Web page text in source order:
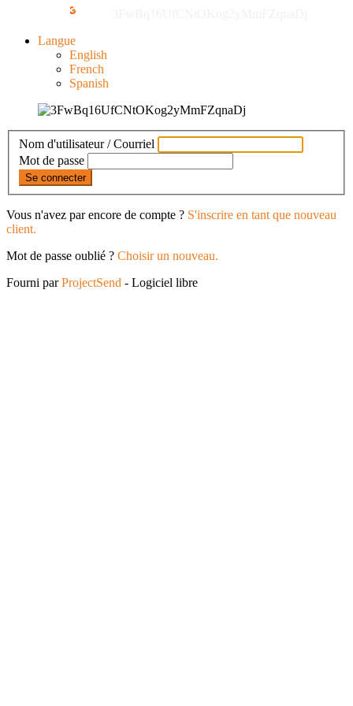
Langue
English
French
Spanish
Nom d'utilisateur / Courriel
Mot de passe
Se connecter
Vous n'avez par encore de compte ? S'inscrire en tant que nouveau
client.
Mot de passe oublié ? Choisir un nouveau.
Fourni parProjectSend - Logiciel libre